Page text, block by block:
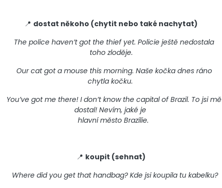
📍 dostat někoho (chytit nebo také nachytat)
The police haven’t got the thief yet. Policie ještě nedostala
toho zloděje.
Our cat got a mouse this morning. Naše kočka dnes ráno
chytla kočku.
You’ve got me there! I don’t know the capital of Brazil. To jsi mě
dostal! Nevím, jaké je
hlavní město Brazílie.
📍 koupit (sehnat)
Where did you get that handbag? Kde jsi koupila tu kabelku?